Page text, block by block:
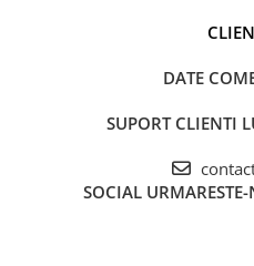
DATE
SUPORT CLIENTI
SOCIAL